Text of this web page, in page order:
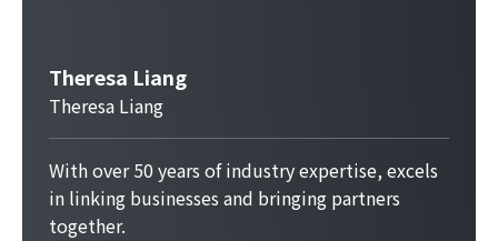
Theresa Liang
Theresa Liang
With over 50 years of industry expertise, excels
in linking businesses and bringing partners
together.